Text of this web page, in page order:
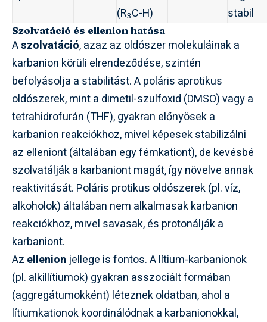
(R3C-H)
stabil
Szolvatáció és ellenion hatása
Aszolvatáció, azaz az oldószer molekuláinak a
karbanion körüli elrendeződése, szintén
befolyásolja a stabilitást. A poláris aprotikus
oldószerek, mint a dimetil-szulfoxid (DMSO) vagy a
tetrahidrofurán (THF), gyakran előnyösek a
karbanion reakciókhoz, mivel képesek stabilizálni
az elleniont (általában egy fémkationt), de kevésbé
szolvatálják a karbaniont magát, így növelve annak
reaktivitását. Poláris protikus oldószerek (pl. víz,
alkoholok) általában nem alkalmasak karbanion
reakciókhoz, mivel savasak, és protonálják a
karbaniont.
Az ellenion jellege is fontos. A lítium-karbanionok
(pl. alkillítiumok) gyakran asszociált formában
(aggregátumokként) léteznek oldatban, ahol a
lítiumkationok koordinálódnak a karbanionokkal,